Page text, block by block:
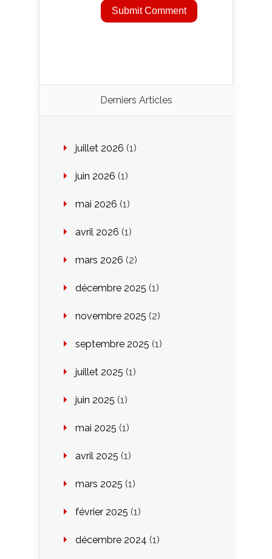
Derniers Articles
juillet 2026 (1)
juin 2026 (1)
mai 2026 (1)
avril 2026 (1)
mars 2026 (2)
décembre 2025 (1)
novembre 2025 (2)
septembre 2025 (1)
juillet 2025 (1)
juin 2025 (1)
mai 2025 (1)
avril 2025 (1)
mars 2025 (1)
février 2025 (1)
décembre 2024 (1)